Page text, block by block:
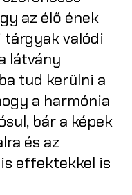
az élő ének
tárgyak valódi
látvány
tud kerülni a
a harmónia
bár a képek
és az
effektekkel is